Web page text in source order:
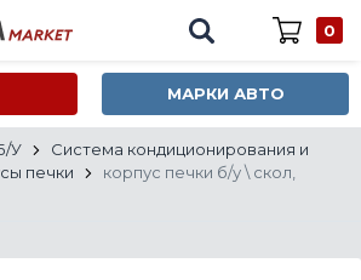
0
МАРКИ АВТО
У
Система кондиционирования и
печки
корпус печки б/у \ скол,